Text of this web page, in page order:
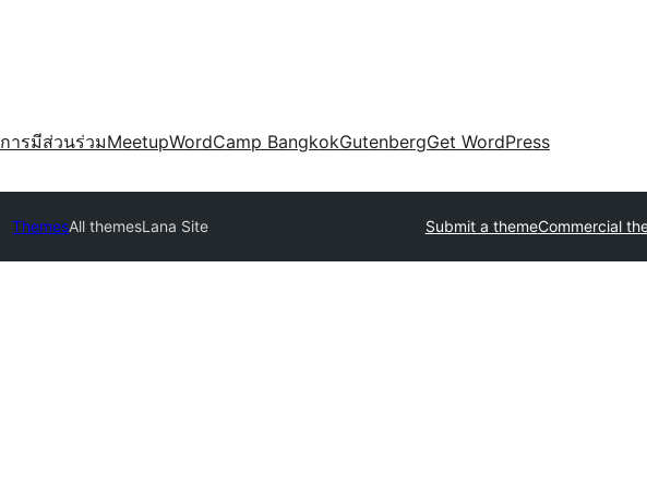
การมีส่วนร่วมMeetupWordCamp BangkokGutenbergGet WordPress
ThemesAll themesLana Site Submit a themeCommercial